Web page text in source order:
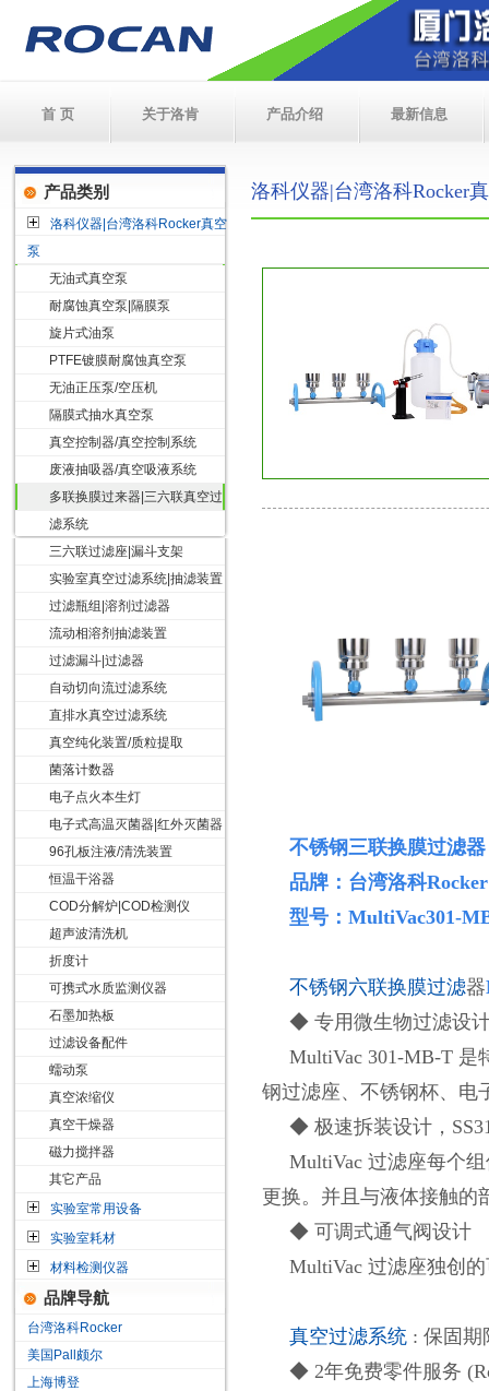
首 页 关于洛肯 产品介绍 最新信息
产品类别
洛科仪器|台湾洛科Rocker真空
泵
无油式真空泵
耐腐蚀真空泵|隔膜泵
旋片式油泵
PTFE镀膜耐腐蚀真空泵
无油正压泵/空压机
隔膜式抽水真空泵
真空控制器/真空控制系统
废液抽吸器/真空吸液系统
多联换膜过来器|三六联真空过
滤系统
三六联过滤座|漏斗支架
实验室真空过滤系统|抽滤装置
过滤瓶组|溶剂过滤器
流动相溶剂抽滤装置
过滤漏斗|过滤器
自动切向流过滤系统
直排水真空过滤系统
真空纯化装置/质粒提取
菌落计数器
电子点火本生灯
电子式高温灭菌器|红外灭菌器
96孔板注液/清洗装置
恒温干浴器
COD分解炉|COD检测仪
超声波清洗机
折度计
可携式水质监测仪器
石墨加热板
过滤设备配件
蠕动泵
真空浓缩仪
真空干燥器
磁力搅拌器
其它产品
实验室常用设备
实验室耗材
材料检测仪器
品牌导航
台湾洛科Rocker
美国Pall颇尔
上海博登
洛科仪器|台湾洛科Rocker
不锈钢三联换膜过滤器
品牌：台湾洛科Rocker
型号：
不锈钢六联换膜过滤器
◆ 专用微生物过滤设
MultiVac 301-MB-T 是
钢过滤座、不锈钢杯、电
◆ 极速拆装设计，
MultiVac 过滤座每个
更换。并且与液体接触的
◆ 可调式通气阀设计
MultiVac 过滤座独创
真空过滤系统 : 保固期
◆ 2年免费零件服务